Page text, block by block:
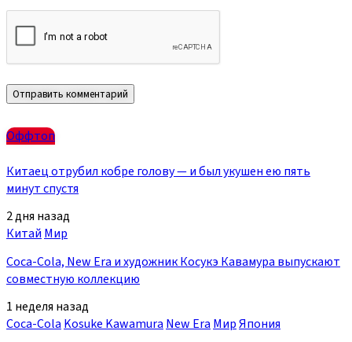
Оффтоп
Китаец отрубил кобре голову — и был укушен ею пять
минут спустя
2 дня назад
КитайМир
Coca-Cola, New Era и художник Косукэ Кавамура выпускают
совместную коллекцию
1 неделя назад
Coca-Cola Kosuke Kawamura New Era МирЯпония